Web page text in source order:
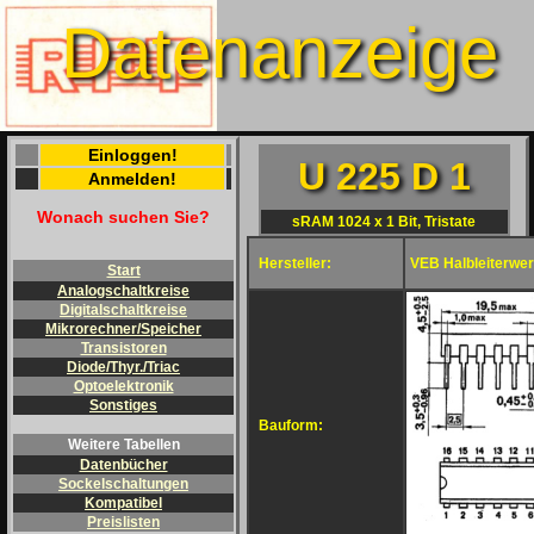
Datenanzeige
Einloggen!
Anmelden!
Wonach suchen Sie?
Start
Analogschaltkreise
Digitalschaltkreise
Mikrorechner/Speicher
Transistoren
Diode/Thyr./Triac
Optoelektronik
Sonstiges
Weitere Tabellen
Datenbücher
Sockelschaltungen
Kompatibel
Preislisten
U 225 D 1
sRAM 1024 x 1 Bit, Tristate
Hersteller: VEB
Bauform: